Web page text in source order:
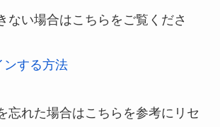
ない場合はこちらをご覧くださ
ンする方法
忘れた場合はこちらを参考にリセ